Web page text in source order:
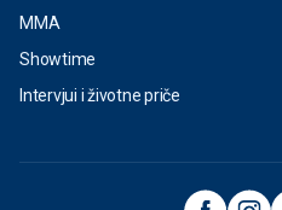
MMA
Showtime
Intervjui i životne priče